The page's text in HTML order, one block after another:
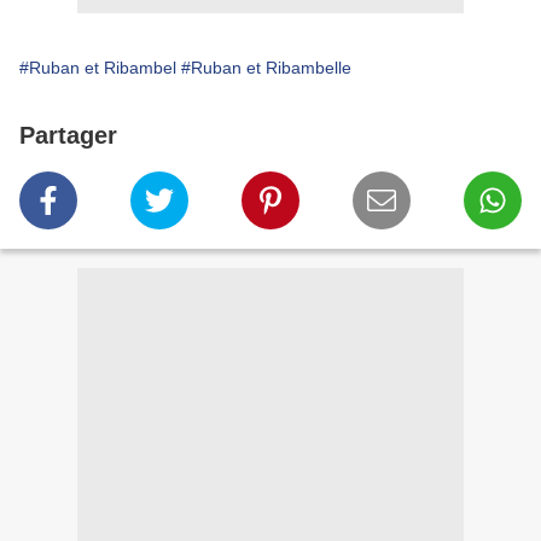
#Ruban et Ribambel #Ruban et Ribambelle
Partager